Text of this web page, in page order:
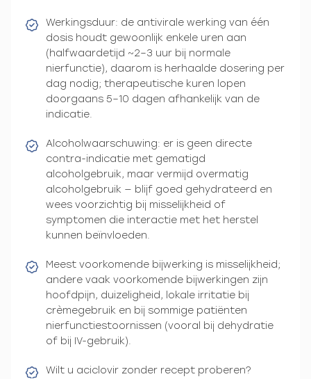
Werkingsduur: de antivirale werking van één
dosis houdt gewoonlijk enkele uren aan
(halfwaardetijd ~2–3 uur bij normale
nierfunctie), daarom is herhaalde dosering per
dag nodig; therapeutische kuren lopen
doorgaans 5–10 dagen afhankelijk van de
indicatie.
Alcoholwaarschuwing: er is geen directe
contra-indicatie met gematigd
alcoholgebruik, maar vermijd overmatig
alcoholgebruik — blijf goed gehydrateerd en
wees voorzichtig bij misselijkheid of
symptomen die interactie met het herstel
kunnen beïnvloeden.
Meest voorkomende bijwerking is misselijkheid;
andere vaak voorkomende bijwerkingen zijn
hoofdpijn, duizeligheid, lokale irritatie bij
crèmegebruik en bij sommige patiënten
nierfunctiestoornissen (vooral bij dehydratie
of bij IV-gebruik).
Wilt u aciclovir zonder recept proberen?